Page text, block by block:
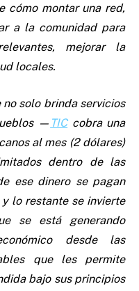
cómo montar una red,
a la comunidad para
mejorar la
locales.
no solo brinda servicios
— TICcobra una
al mes (2 dólares)
dentro de las
ese dinero se pagan
lo restante se invierte
se está generando
desde las
que les permite
bajo sus principios